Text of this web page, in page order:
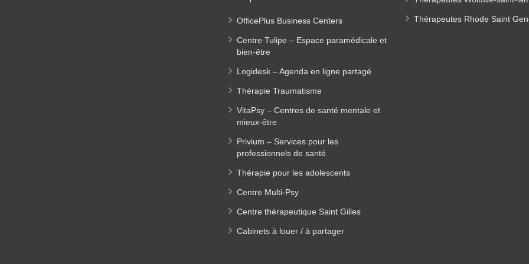
OfficePlus Business Centers
Centre Tulipe – Espace paramédicale et
bien-être
Logidesk – Agenda en ligne partagé
Thérapie Traumatisme
VitaPsy – Centres de santé mentale et
mieux-être
Privium – Services pour les
professionnels de santé
Thérapie pour les adolescents
Centre Multi-Psy
Centre thérapeutique Saint Gilles
Cabinets à louer / à partager
Thérapeutes Rhode Saint